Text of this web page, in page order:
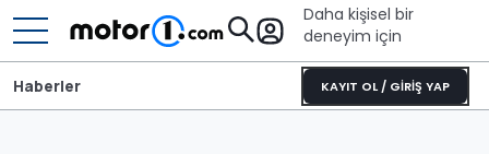
Daha kişisel bir
deneyim için
KAYIT OL / GİRİŞ YAP
Haberler